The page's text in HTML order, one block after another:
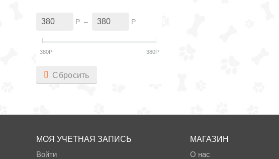
Р – Р
380Р 380Р
Сбросить
МОЯ УЧЕТНАЯ ЗАПИСЬ
Войти
МАГАЗИН
О нас